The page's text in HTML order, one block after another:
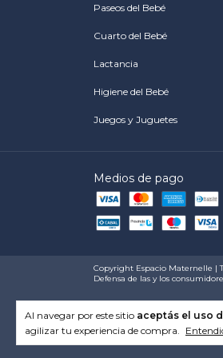
Al navegar por este sitio aceptás el uso
agilizar tu experiencia de compra.
Paseos del Bebé
Cuarto del Bebé
Lactancia
Higiene del Bebé
Juegos y Juguetes
Medios de pago
Copyright Espacio Maternelle |
Defensa de las y los